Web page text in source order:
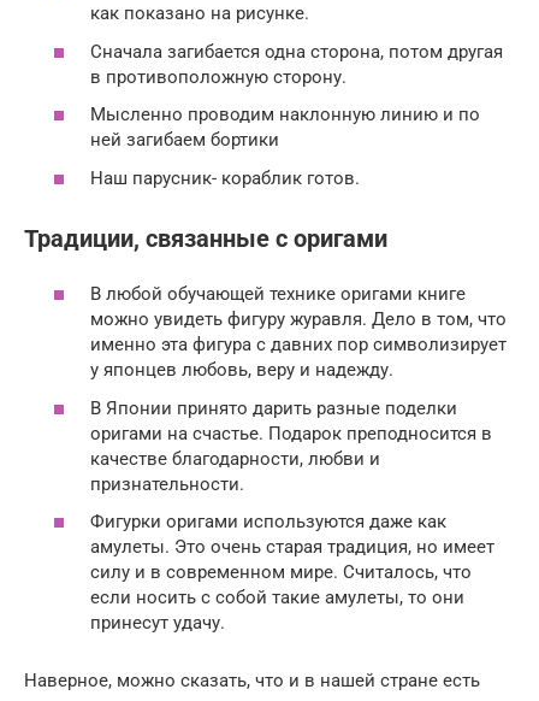
как показано на рисунке.
Сначала загибается одна сторона, потом другая
в противоположную сторону.
Мысленно проводим наклонную линию и по
ней загибаем бортики
Наш парусник- кораблик готов.
Традиции, связанные с оригами
В любой обучающей технике оригами книге
можно увидеть фигуру журавля. Дело в том, что
именно эта фигура с давних пор символизирует
у японцев любовь, веру и надежду.
В Японии принято дарить разные поделки
оригами на счастье. Подарок преподносится в
качестве благодарности, любви и
признательности.
Фигурки оригами используются даже как
амулеты. Это очень старая традиция, но имеет
силу и в современном мире. Считалось, что
если носить с собой такие амулеты, то они
принесут удачу.
Наверное, можно сказать, что и в нашей стране есть